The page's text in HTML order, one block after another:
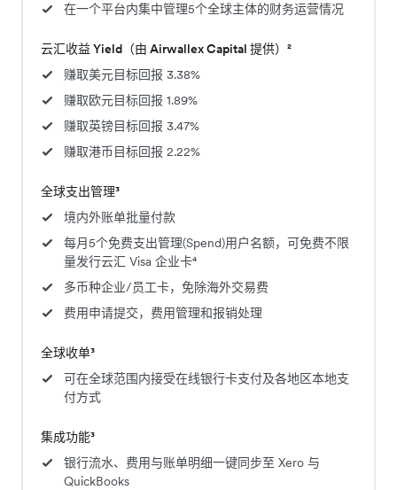
在一个平台内集中管理5个全球主体的财务运营情况
云汇收益 Yield（由 Airwallex Capital 提供）²
赚取美元目标回报 3.38%
赚取欧元目标回报 1.89%
赚取英镑目标回报 3.47%
赚取港币目标回报 2.22%
全球支出管理³
境内外账单批量付款
每月5个免费支出管理(Spend)用户名额，可免费不限
量发行云汇 Visa 企业卡⁴
多币种企业/员工卡，免除海外交易费
费用申请提交，费用管理和报销处理
全球收单³
可在全球范围内接受在线银行卡支付及各地区本地支
付方式
集成功能³
银行流水、费用与账单明细一键同步至 Xero 与
QuickBooks